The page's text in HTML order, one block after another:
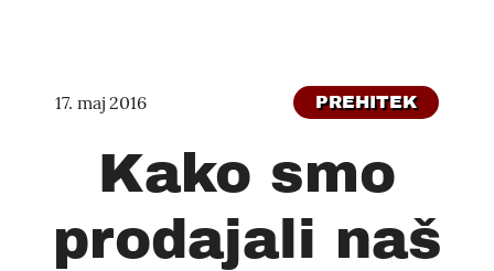
17. maj 2016 PREHITEK
Kako smo
prodajali naš